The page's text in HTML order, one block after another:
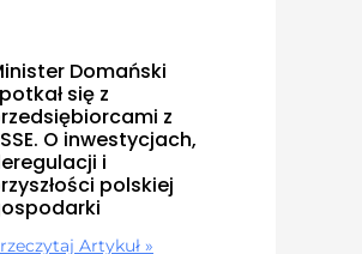
Domański
się z
z
O inwestycjach,
i
polskiej
Artykuł »